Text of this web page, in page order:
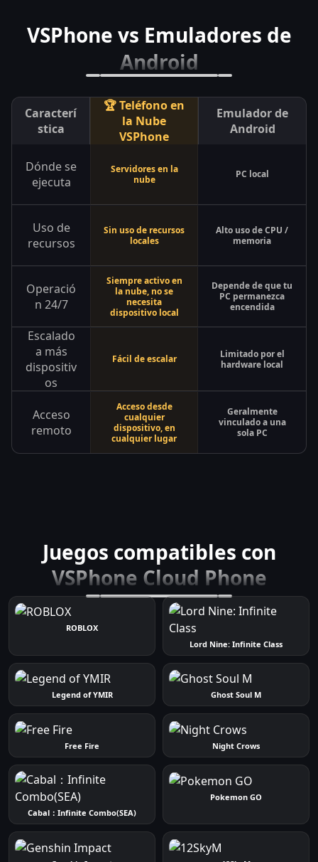
VSPhone vs Emuladores de
Android
Caracterí
stica
🏆 Teléfono en
la Nube
VSPhone
Emulador de
Android
Dónde se
ejecuta
Servidores en la
nube
PC local
Uso de
recursos
Sin uso de recursos
locales
Alto uso de CPU /
memoria
Operació
n 24/7
Siempre activo en
la nube, no se
necesita
dispositivo local
Depende de que tu
PC permanezca
encendida
Escalado
a más
dispositiv
os
Fácil de escalar
Limitado por el
hardware local
Acceso
remoto
Acceso desde
cualquier
dispositivo, en
cualquier lugar
Geralmente
vinculado a una
sola PC
Juegos compatibles con
VSPhone Cloud Phone
ROBLOX
Lord Nine: Infinite Class
Legend of YMIR Ghost Soul M
Free Fire Night Crows
Cabal：Infinite Combo(SEA)
Pokemon GO